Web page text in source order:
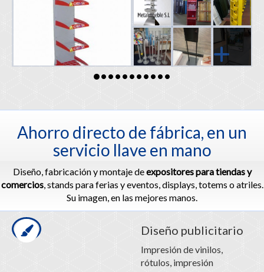
Ahorro directo de fábrica, en un
servicio llave en mano
Diseño, fabricación y montaje deexpositores para tiendas y
comercios, stands para ferias y eventos, displays, totems o atriles.
Su imagen, en las mejores manos.
Diseño publicitario
Impresión de vinilos,
rótulos, impresión